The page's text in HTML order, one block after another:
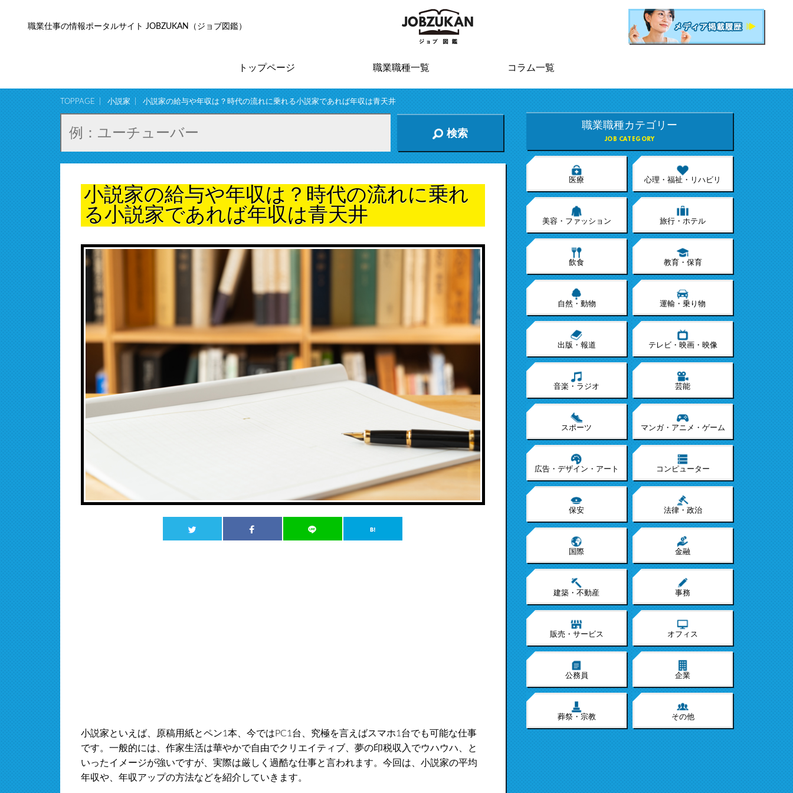
職業仕事の情報ポータルサイト JOBZUKAN（ジョブ図鑑）
トップページ 職業職種一覧 コラム一覧
TOPPAGE 小説家 小説家の給与や年収は？時代の流れに乗れる小説家であれば年収は青天井
検索
小説家の給与や年収は？時代の流れに乗れ
る小説家であれば年収は青天井
小説家といえば、原稿用紙とペン1本、今ではPC1台、究極を言えばスマホ1台でも可能な仕事
です。一般的には、作家生活は華やかで自由でクリエイティブ、夢の印税収入でウハウハ、と
いったイメージが強いですが、実際は厳しく過酷な仕事と言われます。今回は、小説家の平均
年収や、年収アップの方法などを紹介していきます。
職業職種カテゴリー
JOB CATEGORY
医療 心理・福祉・リハビリ
美容・ファッション 旅行・ホテル
飲食 教育・保育
自然・動物 運輸・乗り物
出版・報道 テレビ・映画・映像
音楽・ラジオ 芸能
スポーツ マンガ・アニメ・ゲーム
広告・デザイン・アート コンピューター
保安 法律・政治
国際 金融
建築・不動産 事務
販売・サービス オフィス
公務員 企業
葬祭・宗教 その他